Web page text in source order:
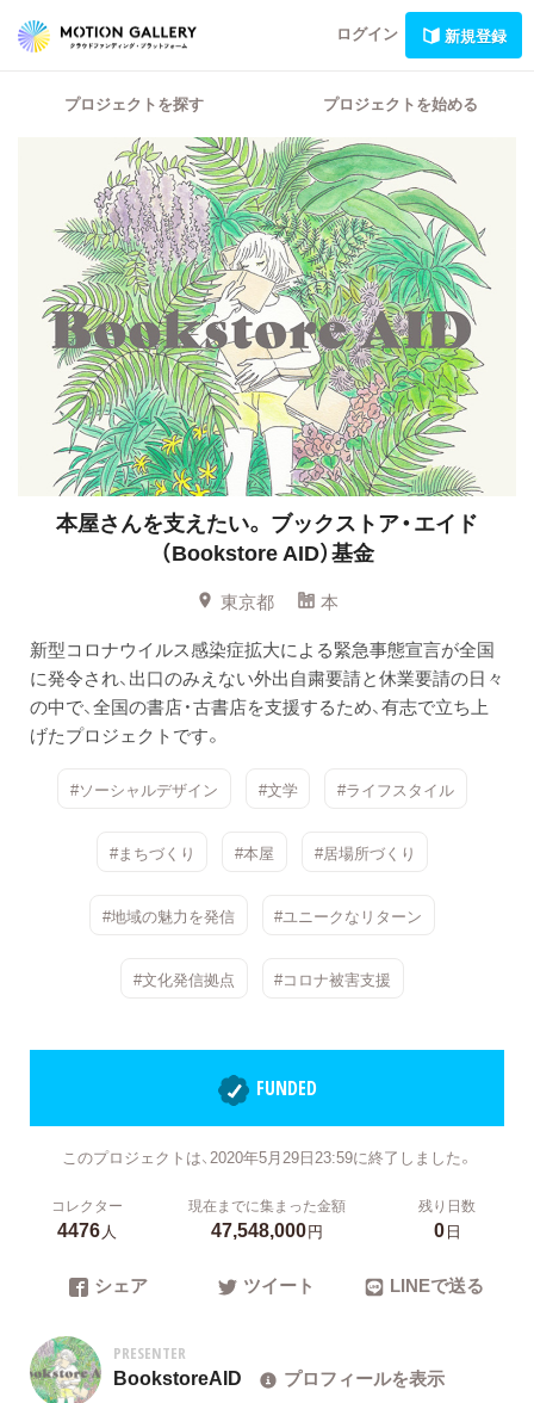
ログイン 新規登録
プロジェクトを探す プロジェクトを始める
本屋さんを支えたい。 ブックストア・エイド
（Bookstore AID）基金
東京都
本
新型コロナウイルス感染症拡大による緊急事態宣言が全国
に発令され、出口のみえない外出自粛要請と休業要請の日々
の中で、全国の書店・古書店を支援するため、有志で立ち上
げたプロジェクトです。
#ソーシャルデザイン #文学 #ライフスタイル
#まちづくり #本屋 #居場所づくり
#地域の魅力を発信 #ユニークなリターン
#文化発信拠点 #コロナ被害支援
FUNDED
このプロジェクトは、2020年5月29日23:59に終了しました。
コレクター
4476人
現在までに集まった金額
47,548,000円
残り日数
0日
シェア ツイート LINEで送る
PRESENTER
BookstoreAID プロフィールを表示